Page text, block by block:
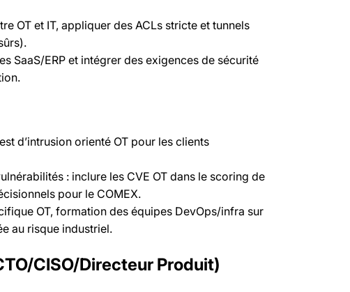
OT et IT, appliquer des ACLs stricte et tunnels
SaaS/ERP et intégrer des exigences de sécurité
d’intrusion orienté OT pour les clients
: inclure les CVE OT dans le scoring de
pour le COMEX.
OT, formation des équipes DevOps/infra sur
au risque industriel.
CISO/Directeur Produit)